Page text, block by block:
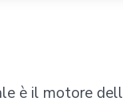
è il motore